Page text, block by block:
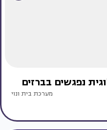
נפגשים בברזים
מערכת בית ונוי